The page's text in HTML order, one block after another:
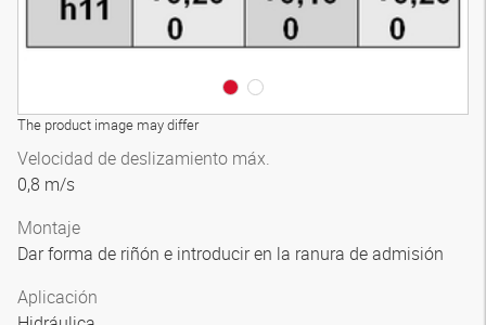
The product image may differ
Velocidad de deslizamiento máx.
0,8 m/s
Montaje
Dar forma de riñón e introducir en la ranura de admisión
Aplicación